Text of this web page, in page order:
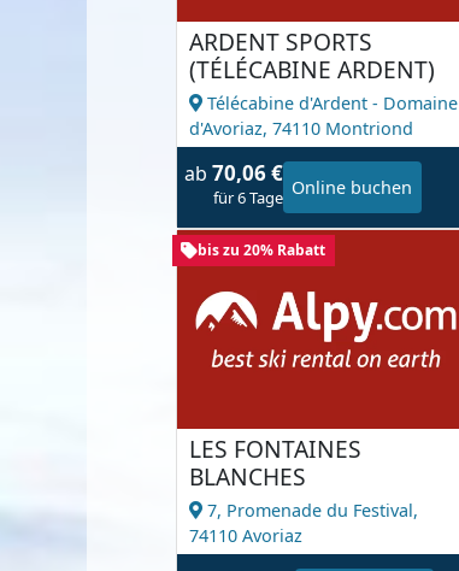
ARDENT SPORTS
(TÉLÉCABINE ARDENT)
Télécabine d'Ardent - Domaine
d'Avoriaz, 74110 Montriond
ab 70,06 €
für 6 Tage Online buchen
bis zu 20% Rabatt
LES FONTAINES
BLANCHES
7, Promenade du Festival,
74110 Avoriaz